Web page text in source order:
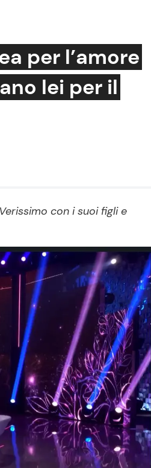
e Ricette
per Bambini
per l’amore
lei per il
con i suoi figli e